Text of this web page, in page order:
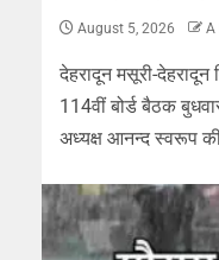
August 5, 2026 A
देहरादून मसूरी-
114वीं बोर्ड बैठक
अध्यक्ष आनन्द स्वरूप की